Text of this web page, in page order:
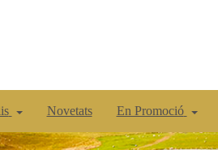
Novetats En Promoció